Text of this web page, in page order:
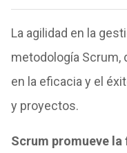
La agilidad en la
metodología Scrum,
en la eficacia y el
y proyectos.
Scrum promueve